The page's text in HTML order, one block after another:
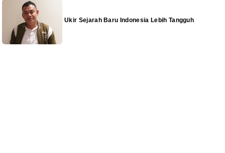
Ukir Sejarah Baru Indonesia Lebih Tangguh